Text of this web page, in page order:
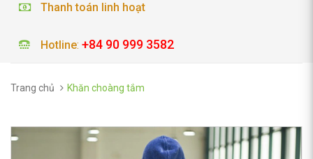
Thanh toán linh hoạt
Hotline: +84 90 999 3582
Trang chủ Khăn choàng tắm